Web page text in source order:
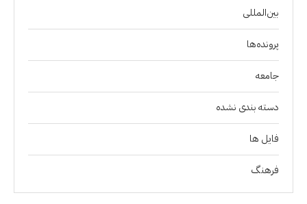
بین‌المللی
پرونده‌ها
جامعه
دسته بندی نشده
فايل ها
فرهنگ